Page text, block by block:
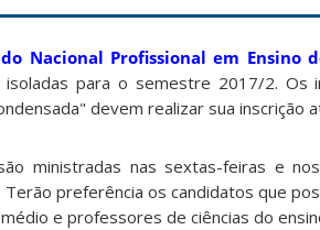
Nacional Profissional em Ensino
isoladas para o semestre 2017/2. Os
devem realizar sua inscrição
ministradas nas sextas-feiras e
preferência os candidatos que
e professores de ciências do